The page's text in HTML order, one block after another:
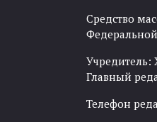
Средство
Учредитель:
Главный
Телефон